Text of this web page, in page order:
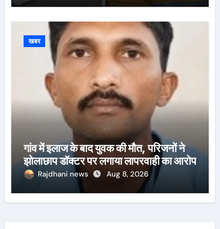
खबर
गांव में इलाज के बाद युवक की मौत, परिजनों ने
झोलाछाप डॉक्टर पर लगाया लापरवाही का आरोप
Rajdhani news Aug 8, 2026